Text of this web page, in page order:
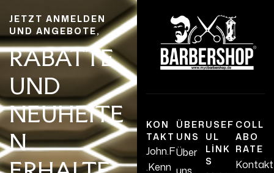
KON
TAKT
John.F
.Kenn
ÜBER
UNS
Über
USEF
UL
LINK
S
COLL
ABO
RATE
Kontakt
JETZT ANMELDEN
UND ANGEBOTE,
RABATTE
UND
NEUHEITE
N